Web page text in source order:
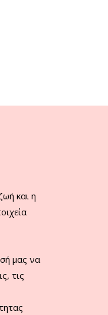
και η
μας να
τις